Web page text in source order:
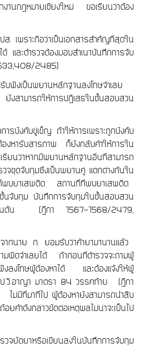
นกฎหมายเชียงใหม่ ขอเรียนว่าต้อง
เพราะถือว่าเป็นเอกสารสำคัญที่สุดใน
ละตำรวจต้องมอบสำเนาบันทึกการจับ
2485)
ฟังเป็นพยานหลักฐานลงโทษจำเลย
สามารถให้การปฏิเสธในชั้นสอบสวน
รบังคับขู่เข็ญ ถ้าให้การเพราะถูกบังคับ
งหารับสารภาพ ก็ยังกลับคำให้การใน
นว่าหากมีพยานหลักฐานอื่นที่สามารถ
จชุดจับกุมซึ่งเป็นพยานคู่ แตกต่างกันใน
บยาเสพติด สถานที่ที่พบยาเสพติด
นจับกุม บันทึกการจับกุมในชั้นสอบสวน
เป็นต้น (ฎีกา 1567-1568/2479,
กนาย ก. ยอมรับว่าค้ายามานานแล้ว
ผิดจำเลยได้ ถ้าก่อนที่ตำรวจจะถามผู้
ฟังลงโทษผู้ต้องหาได้ และต้องแจ้งให้ผู้
ป.วิ.อาญา มาตรา 84 วรรคท้าย (ฎีกา
ม่มีที่มาที่ไป ผู้ต้องหายังสามารถนำสืบ
ำดังกล่าวขัดต่อเหตุผลไม่น่าจะเป็นไป
จยัดยาหรือเขียนลงในบันทึกการจับกุม